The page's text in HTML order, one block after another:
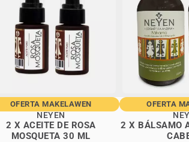
OFERTA MAKELAWEN
2 X ACEITE DE ROSA
MOSQUETA 30 ML
NEYEN
OFERTA
2 X BÁLSAMO